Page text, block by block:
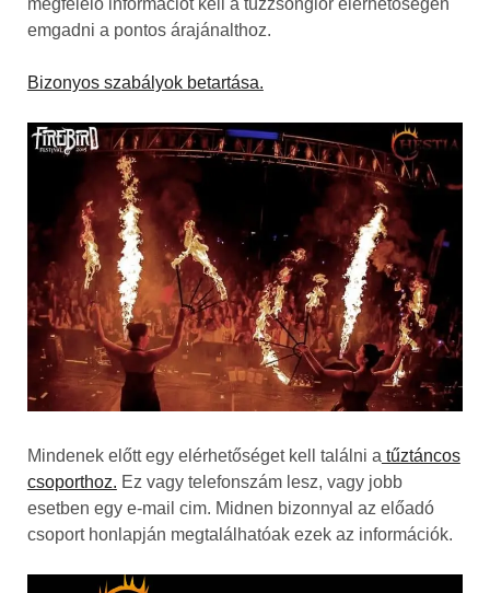
megfelelő információt kell a tűzzsonglőr elérhetőségen
emgadni a pontos árajánalthoz.
Bizonyos szabályok betartása.
Mindenek előtt egy elérhetőséget kell találni a tűztáncos
csoporthoz. Ez vagy telefonszám lesz, vagy jobb
esetben egy e-mail cim. Midnen bizonnyal az előadó
csoport honlapján megtalálhatóak ezek az információk.